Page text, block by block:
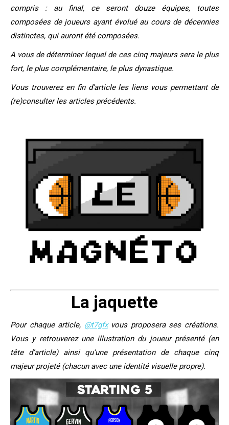
compris : au final, ce seront douze équipes, toutes
composées de joueurs ayant évolué au cours de décennies
distinctes, qui auront été composées.
A vous de déterminer lequel de ces cinq majeurs sera le plus
fort, le plus complémentaire, le plus dynastique.
Vous trouverez en fin d’article les liens vous permettant de
(re)consulter les articles précédents.
La jaquette
Pour chaque article, @t7gfxvous proposera ses créations.
Vous y retrouverez une illustration du joueur présenté (en
tête d’article) ainsi qu’une présentation de chaque cinq
majeur projeté (chacun avec une identité visuelle propre).